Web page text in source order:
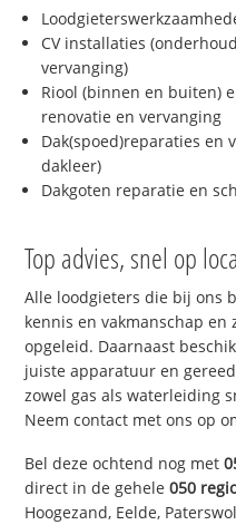
CV installaties
vervanging)
Riool (binnen en buiten)
renovatie en vervanging
Dak(spoed)reparaties en
dakleer)
Dakgoten reparatie en
Top advies, snel op
Alle loodgieters die bij ons
kennis en vakmanschap
opgeleid. Daarnaast
juiste apparatuur en
zowel gas als waterleiding
Neem contact met ons op
Bel deze ochtend nog met
direct in de gehele050
Hoogezand, Eelde,